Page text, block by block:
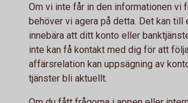
Om vi inte får in den informationen vi
behöver vi agera på detta. Det kan till
innebära att ditt konto eller
inte kan få kontakt med dig för att
affärsrelation kan uppsägning av
tjänster bli aktuellt.